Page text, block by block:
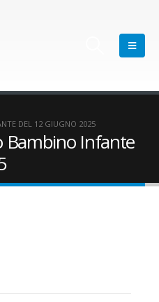
DEL 12 GIUGNO 2025
Bambino Infante